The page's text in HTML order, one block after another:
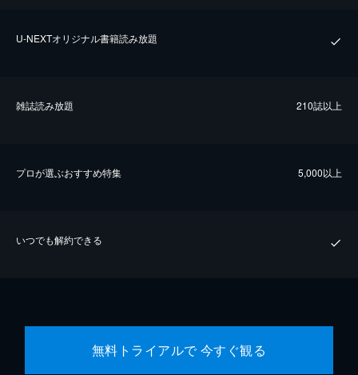
U-NEXTオリジナル書籍読み放題
雑誌読み放題 210誌以上
プロが選ぶおすすめ特集 5,000以上
いつでも解約できる
無料トライアルで 今すぐ観る